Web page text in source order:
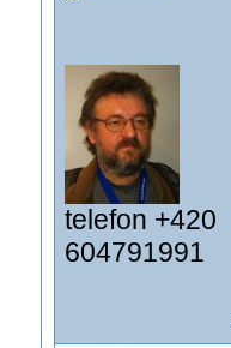
telefon +420
604791991